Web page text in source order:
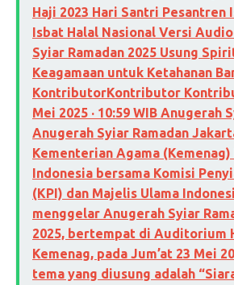
Haji 2023 Hari Santri Pesantren
Isbat Halal Nasional Versi
Syiar Ramadan 2025 Usung
Keagamaan untuk Ketahanan
KontributorKontributor
Mei 2025 · 10:59 WIB Anugerah
Anugerah Syiar Ramadan
Kementerian Agama
Indonesia bersama Komisi
(KPI) dan Majelis Ulama
menggelar Anugerah Syiar
2025, bertempat di Auditorium
Kemenag, pada Jum’at 23 Mei
tema yang diusung adalah